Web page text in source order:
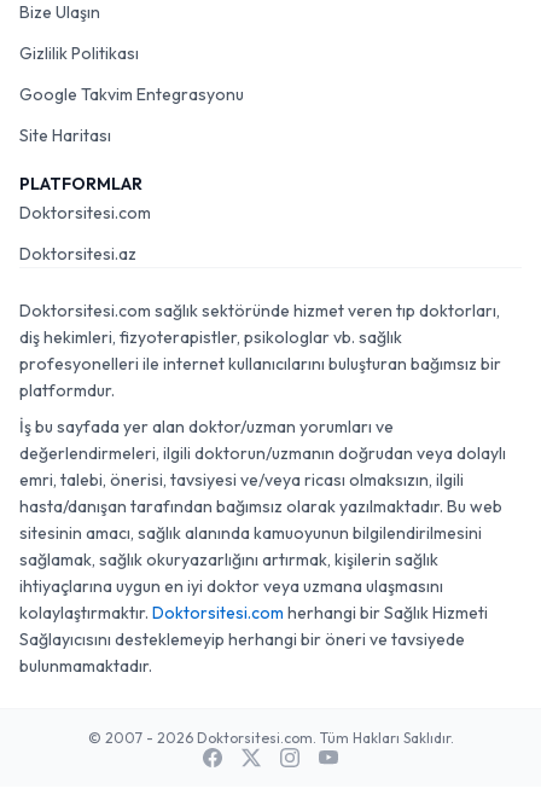
Bize Ulaşın
Gizlilik Politikası
Google Takvim Entegrasyonu
Site Haritası
PLATFORMLAR
Doktorsitesi.com
Doktorsitesi.az
Doktorsitesi.com sağlık sektöründe hizmet veren tıp doktorları,
diş hekimleri, fizyoterapistler, psikologlar vb. sağlık
profesyonelleri ile internet kullanıcılarını buluşturan bağımsız bir
platformdur.
İş bu sayfada yer alan doktor/uzman yorumları ve
değerlendirmeleri, ilgili doktorun/uzmanın doğrudan veya dolaylı
emri, talebi, önerisi, tavsiyesi ve/veya ricası olmaksızın, ilgili
hasta/danışan tarafından bağımsız olarak yazılmaktadır. Bu web
sitesinin amacı, sağlık alanında kamuoyunun bilgilendirilmesini
sağlamak, sağlık okuryazarlığını artırmak, kişilerin sağlık
ihtiyaçlarına uygun en iyi doktor veya uzmana ulaşmasını
kolaylaştırmaktır. Doktorsitesi.com herhangi bir Sağlık Hizmeti
Sağlayıcısını desteklemeyip herhangi bir öneri ve tavsiyede
bulunmamaktadır.
© 2007 - 2026 Doktorsitesi.com. Tüm Hakları Saklıdır.